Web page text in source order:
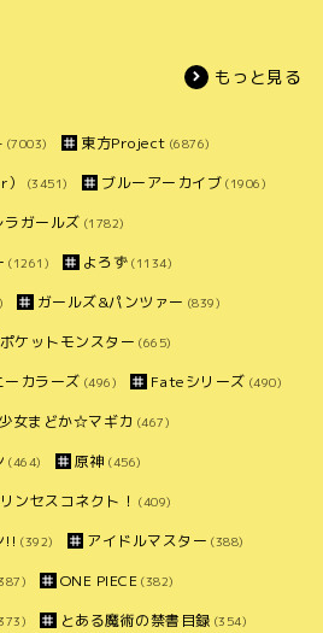
もっと見る
(7003) 東方Project (6876)
(3451) ブルーアーカイブ (1906)
ガールズ (1782)
(1261) よろず (1134)
ガールズ&パンツァー (839)
ポケットモンスター (665)
カラーズ (496) Fateシリーズ (490)
女まどか☆マギカ (467)
(464) 原神 (456)
ンセスコネクト！ (409)
!! (392) アイドルマスター (388)
ONE PIECE (382)
とある魔術の禁書目録 (354)